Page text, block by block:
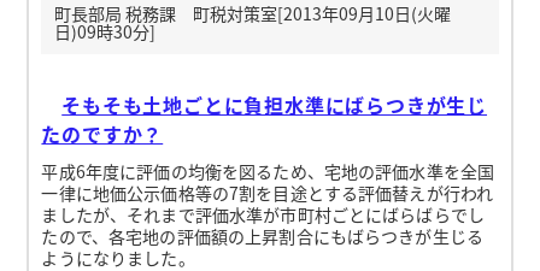
町長部局 税務課 町税対策室[2013年09月10日(火曜
日)09時30分]
そもそも土地ごとに負担水準にばらつきが生じ
たのですか？
平成6年度に評価の均衡を図るため、宅地の評価水準を全国
一律に地価公示価格等の7割を目途とする評価替えが行われ
ましたが、それまで評価水準が市町村ごとにばらばらでし
たので、各宅地の評価額の上昇割合にもばらつきが生じる
ようになりました。